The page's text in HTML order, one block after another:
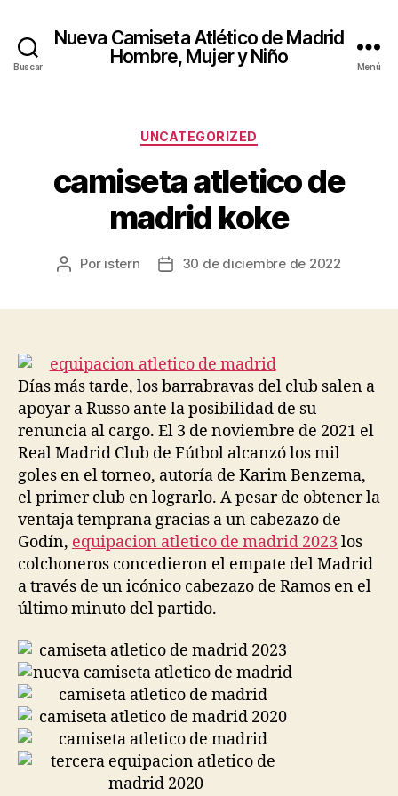
Buscar
Nueva Camiseta Atlético de Madrid
Hombre, Mujer y Niño
Menú
Categorías
UNCATEGORIZED
camiseta atletico de
madrid koke
Autor
Por istern
Fecha30 de diciembre de 2022
Días más tarde, los barrabravas del club salen a
apoyar a Russo ante la posibilidad de su
renuncia al cargo. El 3 de noviembre de 2021 el
Real Madrid Club de Fútbol alcanzó los mil
goles en el torneo, autoría de Karim Benzema,
el primer club en lograrlo. A pesar de obtener la
ventaja temprana gracias a un cabezazo de
Godín, equipacion atletico de madrid 2023 los
colchoneros concedieron el empate del Madrid
a través de un icónico cabezazo de Ramos en el
último minuto del partido.